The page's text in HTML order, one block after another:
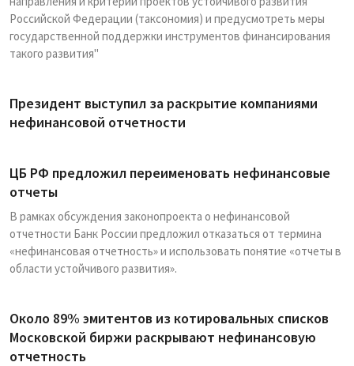
Российской Федерации (таксономия) и предусмотреть меры
государственной поддержки инструментов финансирования
такого развития"
Президент выступил за раскрытие компаниями
нефинансовой отчетности
ЦБ РФ предложил переименовать нефинансовые
отчеты
В рамках обсуждения законопроекта о нефинансовой
отчетности Банк России предложил отказаться от термина
«нефинансовая отчетность» и использовать понятие «отчеты в
области устойчивого развития».
Около 89% эмитентов из котировальных списков
Московской биржи раскрывают нефинансовую
отчетность